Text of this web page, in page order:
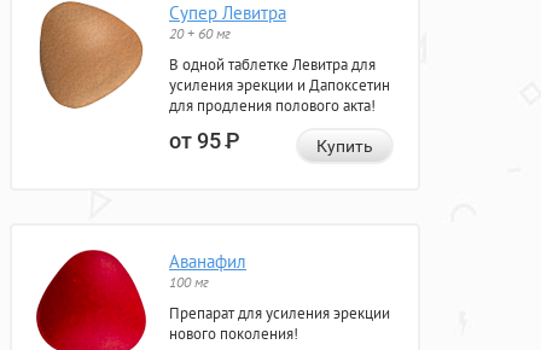
Супер Левитра
20 + 60 мг
В одной таблетке Левитра для
усиления эрекции и Дапоксетин
для продления полового акта!
от 95Р Купить
Аванафил
100 мг
Препарат для усиления эрекции
нового поколения!